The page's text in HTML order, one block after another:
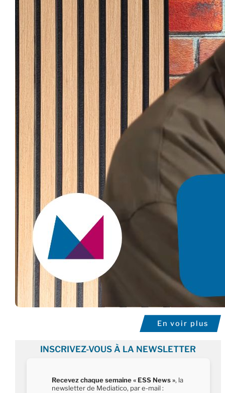
En voir plus
INSCRIVEZ-VOUS À LA NEWSLETTER
Recevez chaque semaine « ESS News », la
newsletter de Mediatico, par e-mail :